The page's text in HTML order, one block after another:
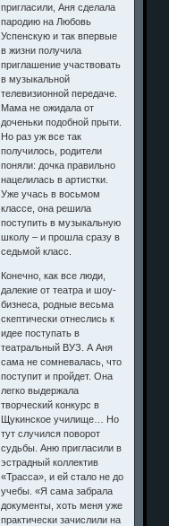
пригласили, Аня сделала
пародию на Любовь
Успенскую и так впервые
в жизни получила
приглашение участвовать
в музыкальной
телевизионной передаче.
Мама не ожидала от
доченьки подобной прыти.
Но раз уж все так
получилось, родители
поняли: дочка правильно
нацелилась в артистки.
Уже учась в восьмом
классе, она решила
поступить в музыкальную
школу – и прошла сразу в
седьмой класс.
Конечно, как все люди,
далекие от театра и шоу-
бизнеса, родные весьма
скептически отнеслись к
идее поступать в
театральный ВУЗ. А Аня
сама не сомневалась, что
поступит и пройдет. Она
легко выдержала
творческий конкурс в
Щукинское училище… Но
тут случился поворот
судьбы. Аню пригласили в
эстрадный коллектив
«Трасса», и ей стало не до
учебы. «Я сама забрала
документы, хоть меня уже
практически зачислили на